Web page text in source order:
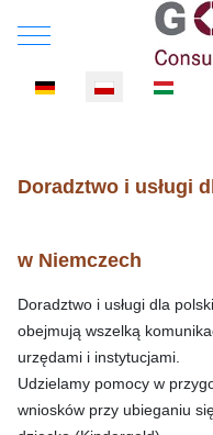
Mobile Menu Toggle
Wybierz swój język
Doradztwo i usługi
w Niemczech
Doradztwo i usługi dla
obejmują wszelką
urzędami i instytucjami.
Udzielamy pomocy w
wniosków przy ubieganiu